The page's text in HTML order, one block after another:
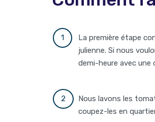
La première étape
julienne. Si nous
demi-heure avec une
Nous lavons les
coupez-les en